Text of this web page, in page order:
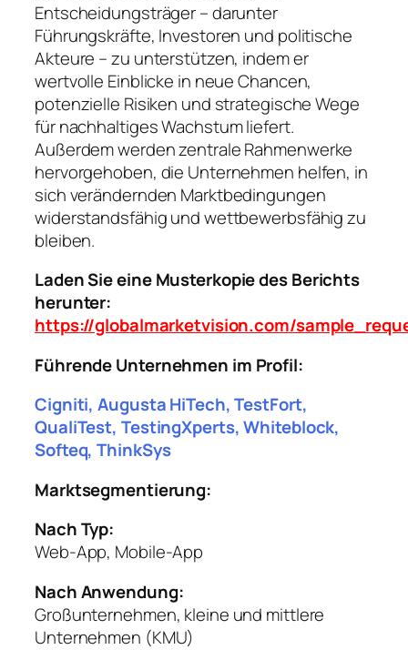
Entscheidungsträger – darunter
Führungskräfte, Investoren und politische
Akteure – zu unterstützen, indem er
wertvolle Einblicke in neue Chancen,
potenzielle Risiken und strategische Wege
für nachhaltiges Wachstum liefert.
Außerdem werden zentrale Rahmenwerke
hervorgehoben, die Unternehmen helfen, in
sich verändernden Marktbedingungen
widerstandsfähig und wettbewerbsfähig zu
bleiben.
Laden Sie eine Musterkopie des Berichts
herunter:
https://globalmarketvision.com/
Führende Unternehmen im Profil:
Cigniti, Augusta HiTech, TestFort,
QualiTest, TestingXperts, Whiteblock,
Softeq, ThinkSys
Marktsegmentierung:
Nach Typ:
Web-App, Mobile-App
Nach Anwendung:
Großunternehmen, kleine und mittlere
Unternehmen (KMU)